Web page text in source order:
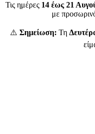
Τις ημέρες 14 έως 21
με
⚠️ Σημείωση: Τη